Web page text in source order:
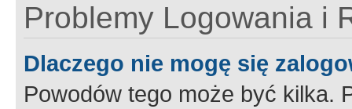
Problemy Logowania i
Dlaczego nie mogę się
Powodów tego może być kilka.